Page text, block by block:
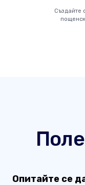
Създайте
Опитайте се